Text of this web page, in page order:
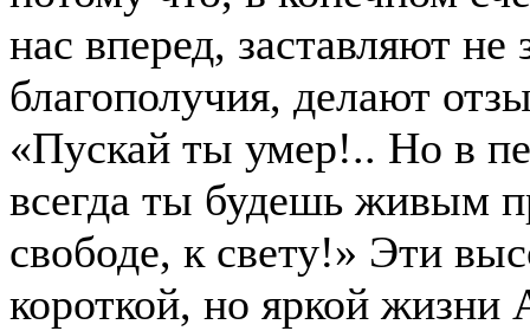
нас вперед, заставляют не
благополучия, делают
«Пускай ты умер!.. Но в
всегда ты будешь живым
свободе, к свету!» Эти
короткой, но яркой жизни